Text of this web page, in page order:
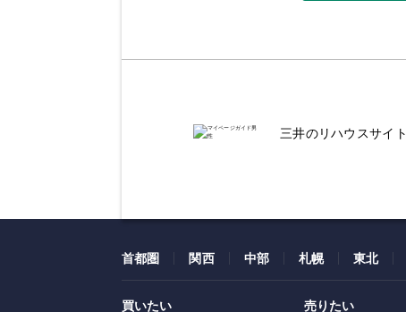
三井のリハウスサイ
首都圏 関西 中部 札幌 東北
買いたい 売りたい